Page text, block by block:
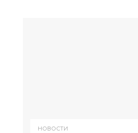
НОВОСТИ